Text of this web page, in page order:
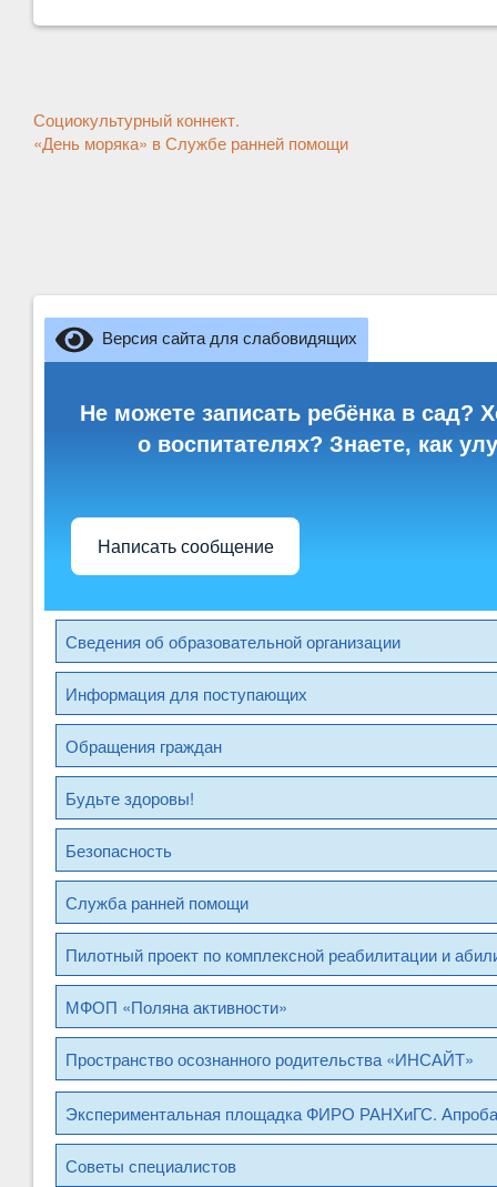
Другие
новости
Социокультурный коннект.
«День моряка» в Службе ранней помощи
Версия сайта для слабовидящих
Не можете записать ребёнка в сад?
о воспитателях? Знаете, как
Написать сообщение
Сведения об образовательной организации
Информация для поступающих
Обращения граждан
Будьте здоровы!
Безопасность
Служба ранней помощи
Пилотный проект по комплексной реабилитации и
МФОП «Поляна активности»
Пространство осознанного родительства «ИНСАЙТ»
Экспериментальная площадка ФИРО РАНХиГС.
Советы специалистов